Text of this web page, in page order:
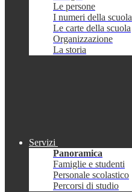
Le persone
I numeri della scuola
Le carte della scuola
Organizzazione
La storia
Servizi
Panoramica
Famiglie e studenti
Personale scolastico
Percorsi di studio